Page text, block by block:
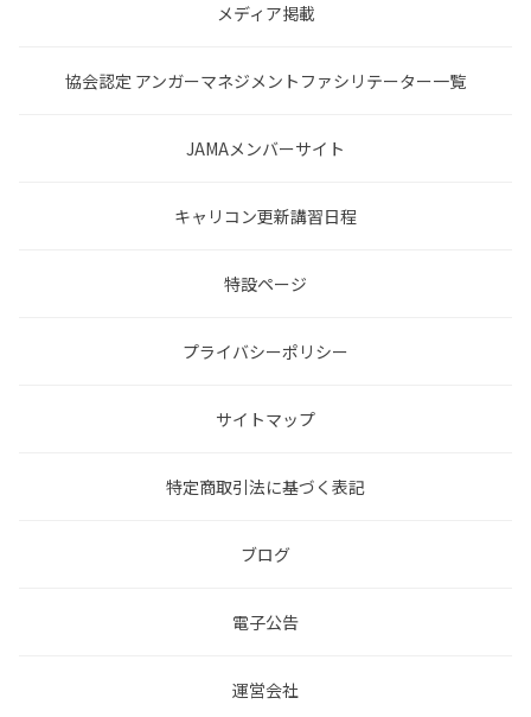
メディア掲載
協会認定 アンガーマネジメントファシリテーター一覧
JAMAメンバーサイト
キャリコン更新講習日程
特設ページ
プライバシーポリシー
サイトマップ
特定商取引法に基づく表記
ブログ
電子公告
運営会社